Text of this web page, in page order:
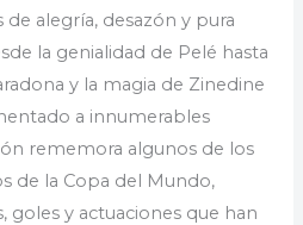
alegría, desazón y pura
la genialidad de Pelé hasta
y la magia de Zinedine
a innumerables
rememora algunos de los
de la Copa del Mundo,
goles y actuaciones que han